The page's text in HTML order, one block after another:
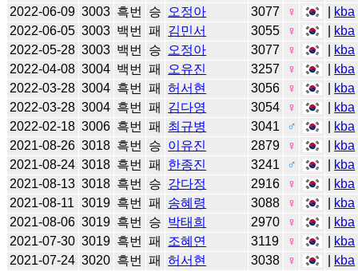
2022-06-09 3003 흑번 승 오정아 3077 ♀ kba
2022-06-05 3003 백번 패 김민서 3055 ♀ kba
2022-05-28 3003 백번 승 오정아 3077 ♀ kba
2022-04-08 3004 백번 패 오유진 3257 ♀ kba
2022-03-28 3004 흑번 패 허서현 3056 ♀ kba
2022-03-28 3004 흑번 패 김다영 3054 ♀ kba
2022-02-18 3006 흑번 패 최규병 3041 ♂ kba
2021-08-26 3018 흑번 승 이유진 2879 ♀ kba
2021-08-24 3018 흑번 패 한종진 3241 ♂ kba
2021-08-13 3018 흑번 승 강다정 2916 ♀ kba
2021-08-11 3019 흑번 패 송혜령 3088 ♀ kba
2021-08-06 3019 흑번 승 박태희 2970 ♀ kba
2021-07-30 3019 흑번 패 조혜연 3119 ♀ kba
2021-07-24 3020 흑번 패 허서현 3038 ♀ kba